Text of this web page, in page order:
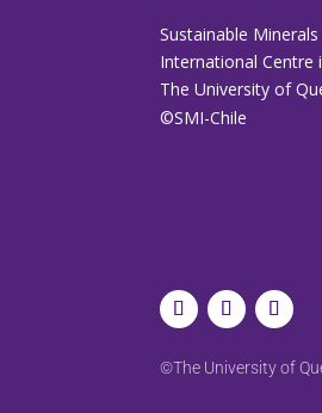
Sustainable
International Centre
The University of
©SMI-Chile
©The University of